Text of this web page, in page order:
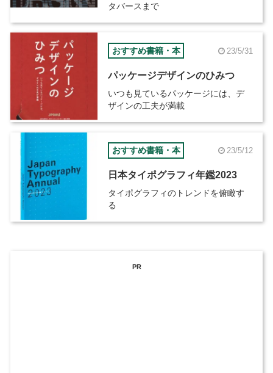
タバースまで
おすすめ書籍・本 23/5/31
パッケージデザインのひみつ
いつも見ているパッケージには、デ
ザインの工夫が満載
おすすめ書籍・本 23/5/12
日本タイポグラフィ年鑑2023
タイポグラフィのトレンドを俯瞰す
る
PR